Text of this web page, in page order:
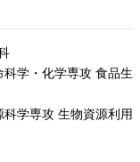
科学・化学専攻 食品生
科学専攻 生物資源利用